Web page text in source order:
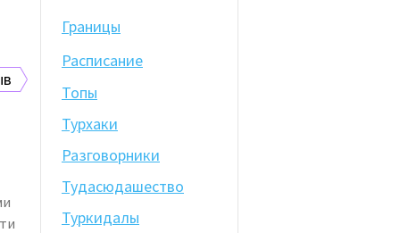
Границы
Расписание
Топы
Турхаки
Разговорники
Тудасюдашество
Туркидалы